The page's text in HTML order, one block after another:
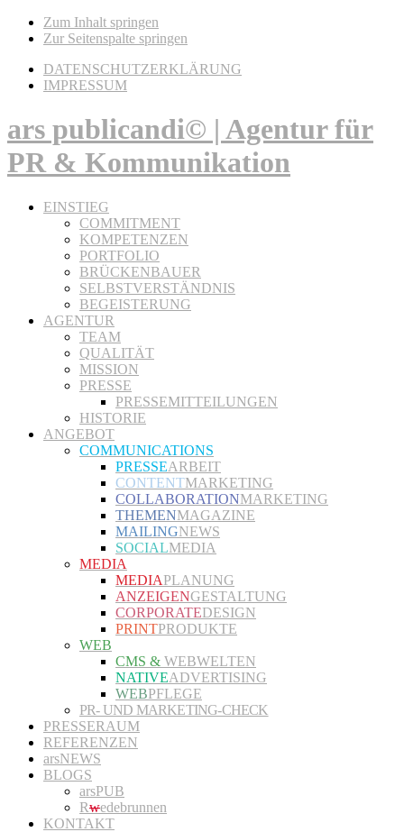
Zum Inhalt springen
Zur Seitenspalte springen
DATENSCHUTZERKLÄRUNG
IMPRESSUM
ars publicandi© | Agentur für
PR & Kommunikation
EINSTIEG
COMMITMENT
KOMPETENZEN
PORTFOLIO
BRÜCKENBAUER
SELBSTVERSTÄNDNIS
BEGEISTERUNG
AGENTUR
TEAM
QUALITÄT
MISSION
PRESSE
PRESSEMITTEILUNGEN
HISTORIE
ANGEBOT
COMMUNICATIONS
PRESSEARBEIT
CONTENTMARKETING
COLLABORATIONMARKETING
THEMENMAGAZINE
MAILINGNEWS
SOCIALMEDIA
MEDIA
MEDIAPLANUNG
ANZEIGENGESTALTUNG
CORPORATEDESIGN
PRINTPRODUKTE
WEB
CMS & WEBWELTEN
NATIVEADVERTISING
WEBPFLEGE
PR- UND MARKETING-CHECK
PRESSERAUM
REFERENZEN
arsNEWS
BLOGS
arsPUB
Rwedebrunnen
KONTAKT